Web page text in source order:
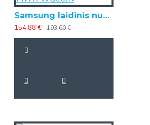
Samsung laidinis nuotolinis valdiklis - MWR-WG00JN
154.88 € 193.60 €